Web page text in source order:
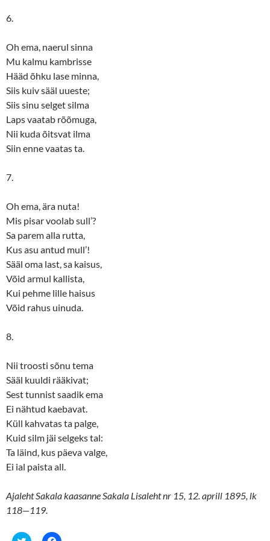
6.
Oh ema, naerul sinna
Mu kalmu kambrisse
Hääd õhku lase minna,
Siis kuiv sääl uueste;
Siis sinu selget silma
Laps vaatab rõõmuga,
Nii kuda õitsvat ilma
Siin enne vaatas ta.
7.
Oh ema, ära nuta!
Mis pisar voolab sull’?
Sa parem alla rutta,
Kus asu antud mull’!
Sääl oma last, sa kaisus,
Võid armul kallista,
Kui pehme lille haisus
Võid rahus uinuda.
8.
Nii troosti sõnu tema
Sääl kuuldi rääkivat;
Sest tunnist saadik ema
Ei nähtud kaebavat.
Küll kahvatas ta palge,
Kuid silm jäi selgeks tal:
Ta läind, kus päeva valge,
Ei ial paista all.
Ajaleht Sakala kaasanne Sakala Lisaleht nr 15, 12. aprill 1895, lk
118—119.